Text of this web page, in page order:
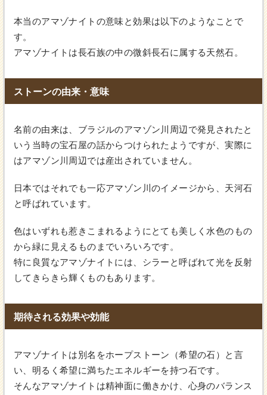
本当のアマゾナイトの意味と効果は以下のようなことで
す。
アマゾナイトは長石族の中の微斜長石に属する天然石。
ストーンの由来・意味
名前の由来は、ブラジルのアマゾン川周辺で発見されたと
いう当時の宝石屋の話からつけられたようですが、実際に
はアマゾン川周辺では産出されていません。
日本ではそれでも一応アマゾン川のイメージから、天河石
と呼ばれています。
色はいずれも惹きこまれるようにとても美しく水色のもの
から緑に見えるものまでいろいろです。
特に良質なアマゾナイトには、シラーと呼ばれて光を反射
してきらきら輝くものもあります。
期待される効果や効能
アマゾナイトは別名をホープストーン（希望の石）と言
い、明るく希望に満ちたエネルギーを持つ石です。
そんなアマゾナイトは精神面に働きかけ、心身のバランス